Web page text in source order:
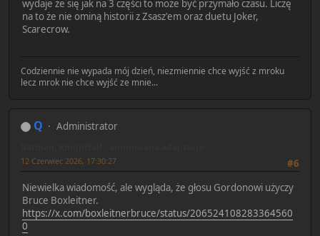
wydaje że się jak na 3 części to może być przymało czasu. Liczę
na to że nie ominą historii z Zsasz'em oraz duetu Joker,
Scarecrow.
Codziennie nie wypada mój dzień, niezmiennie chce wyjść z mroku
lecz mrok nie chce wyjść ze mnie...
Q Administrator
#6
12 Czerwiec 2026, 17:30:27
Niewielka wiadomość, ale wygląda, że głosu Gordonowi użyczy
Bruce Boxleitner.
https://x.com/boxleitnerbruce/status/206524108283364560
0